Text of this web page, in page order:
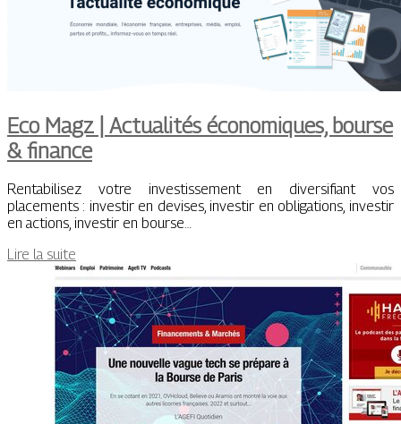
Eco Magz | Actualités économiques, bourse
& finance
Rentabilisez votre investissement en diversifiant vos
placements : investir en devises, investir en obligations, investir
en actions, investir en bourse…
Lire la suite